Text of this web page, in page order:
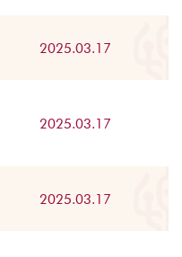
2025.03.17
2025.03.17
2025.03.17